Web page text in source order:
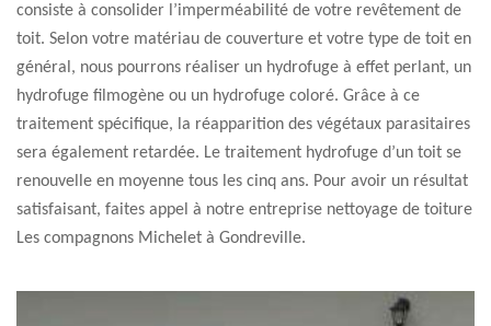
consiste à consolider l’imperméabilité de votre revêtement de
toit. Selon votre matériau de couverture et votre type de toit en
général, nous pourrons réaliser un hydrofuge à effet perlant, un
hydrofuge filmogène ou un hydrofuge coloré. Grâce à ce
traitement spécifique, la réapparition des végétaux parasitaires
sera également retardée. Le traitement hydrofuge d’un toit se
renouvelle en moyenne tous les cinq ans. Pour avoir un résultat
satisfaisant, faites appel à notre entreprise nettoyage de toiture
Les compagnons Michelet à Gondreville.